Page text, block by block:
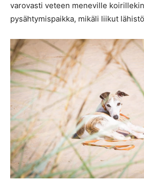
varovasti veteen meneville
pysähtymispaikka, mikäli liikut